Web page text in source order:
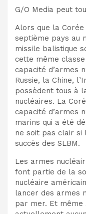
G/O Media peut
Alors que la Corée
septième pays au
missile balistique
cette même
capacité d’armes
Russie, la Chine,
possèdent tous à
nucléaires. La
capacité d’armes
marins qui a été
ne soit pas clair si
succès des SLBM.
Les armes
font partie de la
nucléaire
lancer des armes
par mer. Et même